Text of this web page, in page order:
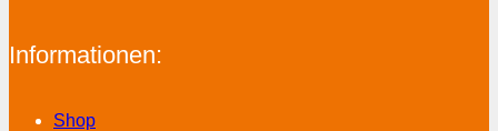
Informationen:
Shop